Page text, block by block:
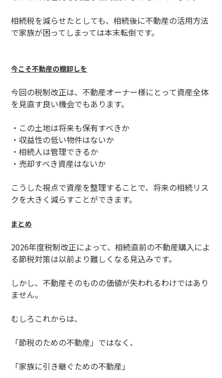
相続税を減らせたとしても、相続後に不動産の活用方法
で家族が困ってしまっては本末転倒です。
今こそ不動産の棚卸しを
今回の税制改正は、不動産オーナー様にとって資産全体
を見直す良い機会でもあります。
・この土地は将来も保有すべきか
・収益性の低い物件はないか
・相続人は管理できるか
・売却すべき資産はないか
こうした視点で資産を整理することで、将来の相続リス
クを大きく減らすことができます。
まとめ
2026年度税制改正によって、相続直前の不動産購入によ
る節税対策は以前より難しくなる見込みです。
しかし、不動産そのものの価値が失われるわけではあり
ません。
むしろこれからは、
「節税のための不動産」ではなく、
「家族に引き継ぐための不動産」